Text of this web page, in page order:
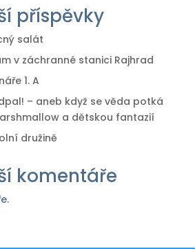
příspěvky
salát
v záchranné stanici Rajhrad
1. A
– aneb když se věda potká
a dětskou fantazií
družině
komentáře